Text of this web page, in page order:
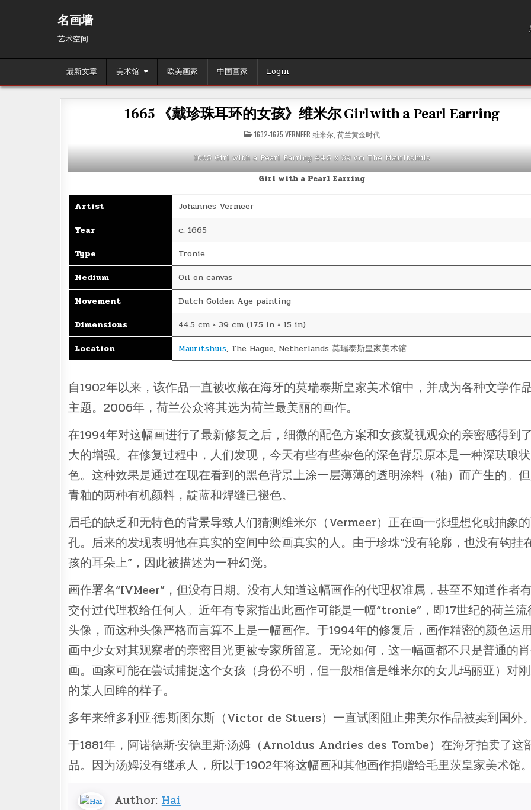
名画墙
艺术空间
最新文章 美术馆 欧美画家 中国画家 Login
1665 《戴珍珠耳环的女孩》维米尔 Girl with a Pearl Earring
POSTED
IN
1632-1675 VERMEER 维米尔, 荷兰黄金时代
1665 Girl with a Pearl Earring 44.5 x 39 cm The Mauritshuis
Girl with a Pearl Earring
Artist
Johannes Vermeer
Year
c. 1665
Type
Tronie
Medium
Oil on canvas
Movement
Dutch Golden Age painting
Dimensions
44.5 cm × 39 cm (17.5 in × 15 in)
Location
Mauritshuis, The Hague, Netherlands 莫瑞泰斯皇家美术馆
自1902年以来，该作品一直被收藏在海牙的莫瑞泰斯皇家美术馆中，并成为各种文学作
主题。2006年，荷兰公众将其选为荷兰最美丽的画作。
在1994年对这幅画进行了最新修复之后，细微的配色方案和女孩凝视观众的亲密感得到
大的增强。在修复过程中，人们发现，今天有些有些杂色的深色背景原本是一种深珐琅
色。这种效果是通过在现在看到的黑色背景上涂一层薄薄的透明涂料（釉）而产生的。
青釉的两种有机颜料，靛蓝和焊缝已褪色。
眉毛的缺乏和无特色的背景导致人们猜测维米尔（Vermeer）正在画一张理想化或抽象
孔。后来的发现表明他在真实的空间中绘画真实的人。由于珍珠“没有轮廓，也没有钩挂
孩的耳朵上”，因此被描述为一种幻觉。
画作署名“IVMeer”，但没有日期。没有人知道这幅画作的代理权谁属，甚至不知道作者
交付过代理权给任何人。近年有专家指出此画作可能是一幅“tronie”，即17世纪的荷兰
头像，而这种头像严格而言算不上是一幅画作。于1994年的修复后，画作精密的颜色运
画中少女对其观察者的亲密目光更被专家所留意。无论如何，这一幅画都不只是普通的
画。画家可能在尝试捕捉这个女孩（身份不明，但一般相信是维米尔的女儿玛丽亚）对
的某人回眸的样子。
多年来维多利亚·德·斯图尔斯（Victor de Stuers）一直试图阻止弗美尔作品被卖到国外
于1881年，阿诺德斯·安德里斯·汤姆（Arnoldus Andries des Tombe）在海牙拍卖了这
品。因为汤姆没有继承人，所以于1902年将这幅画和其他画作捐赠给毛里茨皇家美术馆
Author:Hai